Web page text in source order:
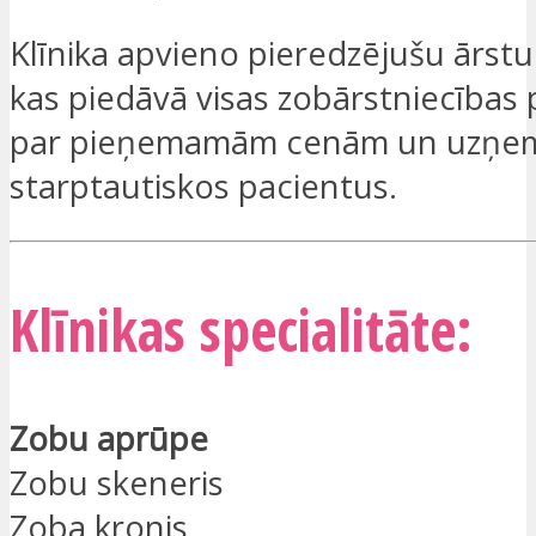
Klīnika apvieno pieredzējušu
kas piedāvā visas
par pieņemamām cenām un
starptautiskos pacientus.
Klīnikas specialitāte:
Zobu aprūpe
Zobu skeneris
Zoba kronis